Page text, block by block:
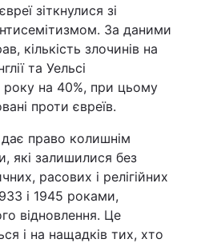
зіткнулися зі
За даними
кількість злочинів на
та Уельсі
року на 40%, при цьому
проти євреїв.
право колишнім
які залишилися без
расових і релігійних
і 1945 роками,
відновлення. Це
і на нащадків тих, хто